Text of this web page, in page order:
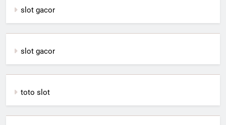
slot gacor
slot gacor
toto slot